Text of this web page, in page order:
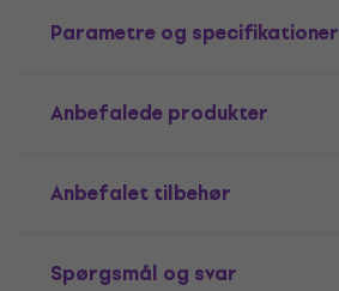
Parametre og specifikationer
Anbefalede produkter
Anbefalet tilbehør
Spørgsmål og svar